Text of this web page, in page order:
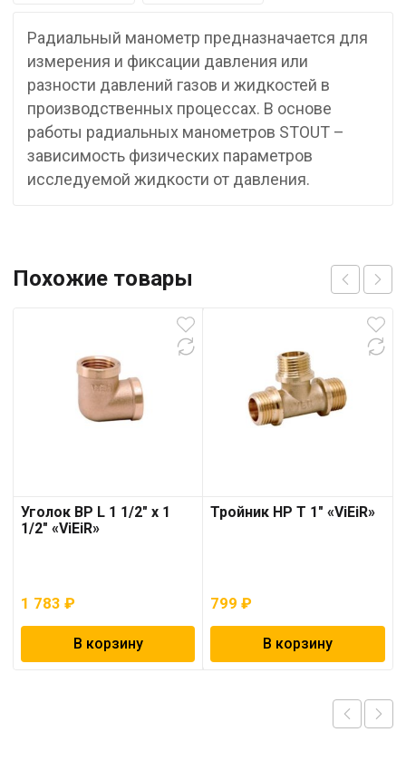
Радиальный манометр предназначается для
измерения и фиксации давления или
разности давлений газов и жидкостей в
производственных процессах. В основе
работы радиальных манометров STOUT –
зависимость физических параметров
исследуемой жидкости от давления.
Похожие товары
Уголок ВР L 1 1/2″ х 1
1/2″ «ViEiR»
1 783 ₽
В корзину
Тройник НР T 1″ «ViEiR»
799₽
В корзину